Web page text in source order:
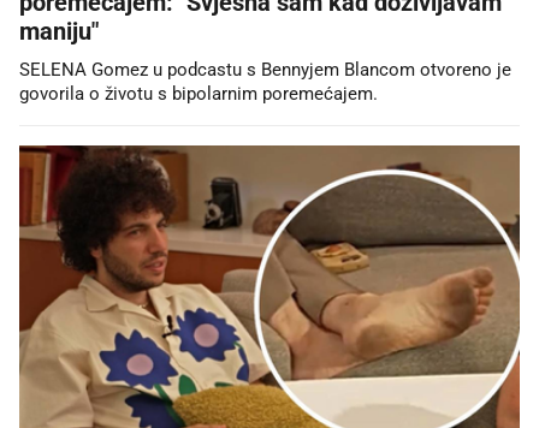
maniju"
SELENA Gomez u podcastu s Bennyjem Blancom otvoreno je
govorila o životu s bipolarnim poremećajem.